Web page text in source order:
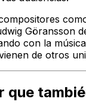
Göransson
con la
de otros
que